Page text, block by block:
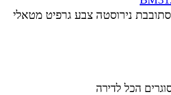
נירוסטה צבע גרפיט מטאלי
הכל לדירה